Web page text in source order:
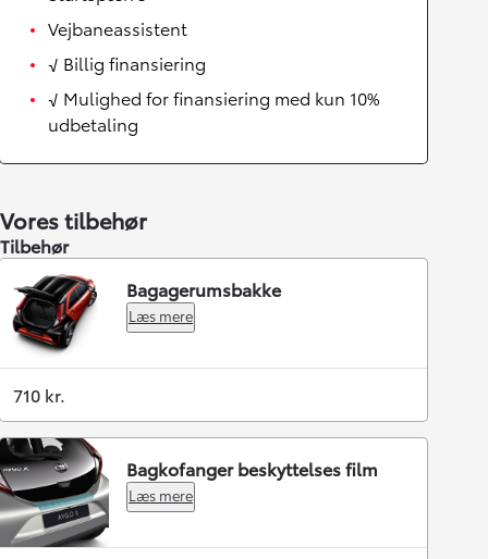
Vejbaneassistent
√ Billig finansiering
√ Mulighed for finansiering med kun 10%
udbetaling
Vores tilbehør
Tilbehør
Bagagerumsbakke
Læs mere
710 kr.
Bagkofanger beskyttelses film
Læs mere